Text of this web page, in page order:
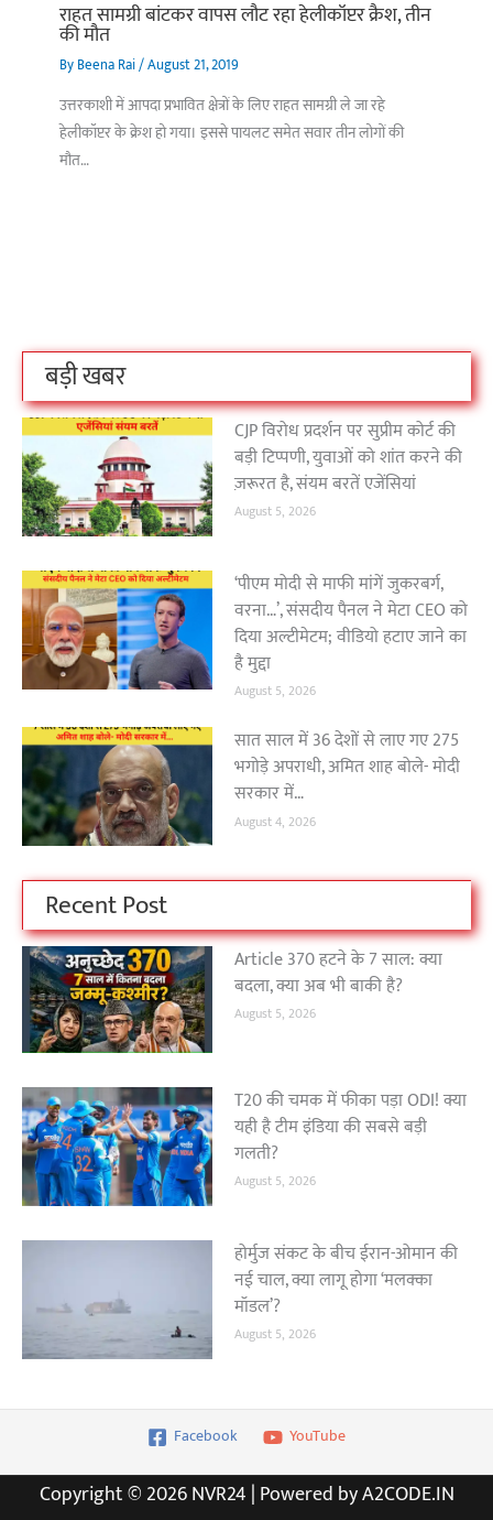
राहत सामग्री बांटकर वापस लौट रहा हेलीकॉप्टर क्रैश, तीन
की मौत
ByBeena Rai/August 21, 2019
उत्तरकाशी में आपदा प्रभावित क्षेत्रों के लिए राहत सामग्री ले जा रहे
हेलीकॉप्टर के क्रेश हो गया। इससे पायलट समेत सवार तीन लोगों की
मौत…
बड़ी खबर
CJP विरोध प्रदर्शन पर सुप्रीम कोर्ट की
बड़ी टिप्पणी, युवाओं को शांत करने की
ज़रूरत है, संयम बरतें एजेंसियां
August 5, 2026
‘पीएम मोदी से माफी मांगें जुकरबर्ग,
वरना…’, संसदीय पैनल ने मेटा CEO को
दिया अल्टीमेटम; वीडियो हटाए जाने का
है मुद्दा
August 5, 2026
सात साल में 36 देशों से लाए गए 275
भगोड़े अपराधी, अमित शाह बोले- मोदी
सरकार में…
August 4, 2026
Recent Post
Article 370 हटने के 7 साल: क्या
बदला, क्या अब भी बाकी है?
August 5, 2026
T20 की चमक में फीका पड़ा ODI! क्या
यही है टीम इंडिया की सबसे बड़ी
गलती?
August 5, 2026
होर्मुज संकट के बीच ईरान-ओमान की
नई चाल, क्या लागू होगा ‘मलक्का
मॉडल’?
August 5, 2026
Facebook YouTube
Copyright © 2026 NVR24 | Powered by A2CODE.IN